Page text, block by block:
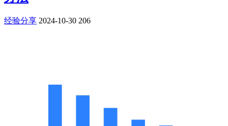
经验分享 2024-10-30 206